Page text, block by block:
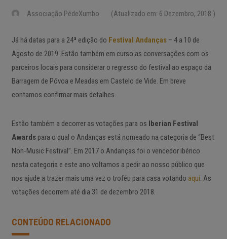
Associação PédeXumbo (Atualizado em: 6 Dezembro, 2018 )
Já há datas para a 24ª edição do Festival Andanças – 4 a 10 de
Agosto de 2019. Estão também em curso as conversações com os
parceiros locais para considerar o regresso do festival ao espaço da
Barragem de Póvoa e Meadas em Castelo de Vide. Em breve
contamos confirmar mais detalhes.
Estão também a decorrer as votações para os Iberian Festival
Awards para o qual o Andanças está nomeado na categoria de “Best
Non-Music Festival”. Em 2017 o Andanças foi o vencedor ibérico
nesta categoria e este ano voltamos a pedir ao nosso público que
nos ajude a trazer mais uma vez o troféu para casa votando aqui. As
votações decorrem até dia 31 de dezembro 2018.
CONTEÚDO RELACIONADO